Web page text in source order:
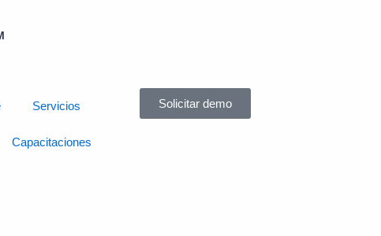
Servicios
Capacitaciones
Solicitar demo